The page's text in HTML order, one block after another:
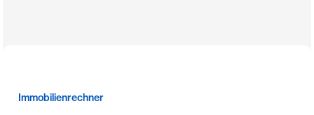
Immobilienrechner